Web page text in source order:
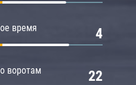
время 4
воротам 22